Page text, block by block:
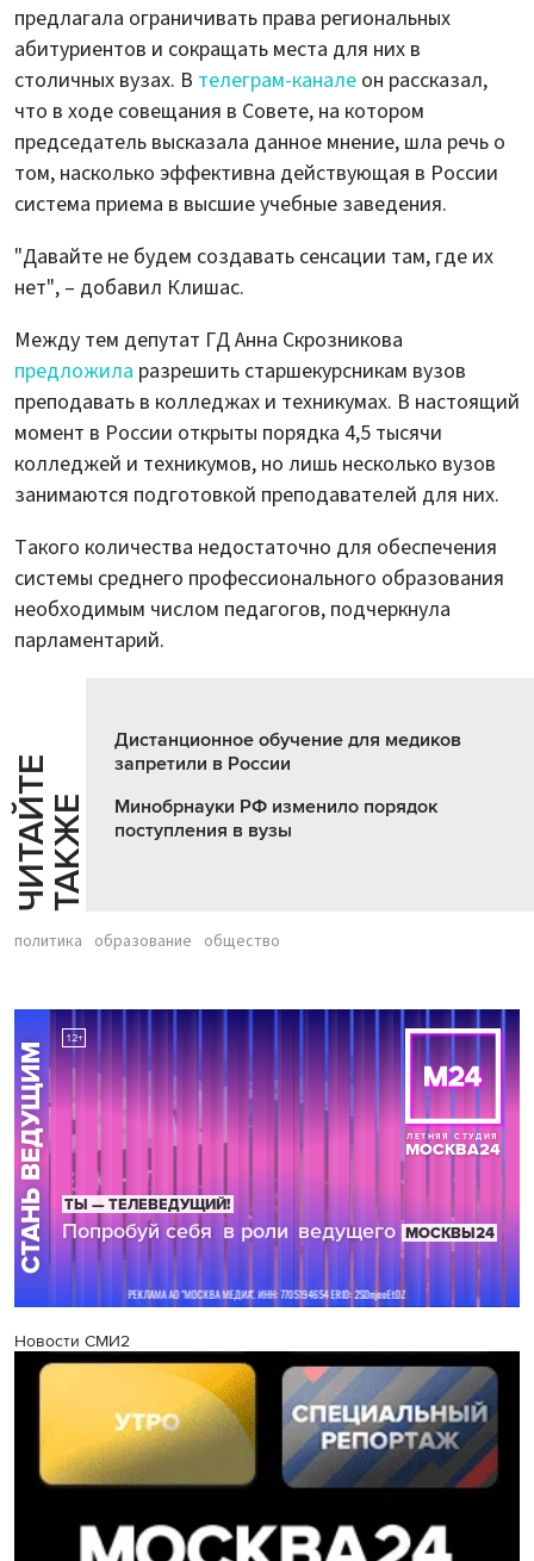
предлагала ограничивать права региональных
абитуриентов и сокращать места для них в
столичных вузах. В телеграм-канале он рассказал,
что в ходе совещания в Совете, на котором
председатель высказала данное мнение, шла речь о
том, насколько эффективна действующая в России
система приема в высшие учебные заведения.
"Давайте не будем создавать сенсации там, где их
нет", – добавил Клишас.
Между тем депутат ГД Анна Скрозникова
предложила разрешить старшекурсникам вузов
преподавать в колледжах и техникумах. В настоящий
момент в России открыты порядка 4,5 тысячи
колледжей и техникумов, но лишь несколько вузов
занимаются подготовкой преподавателей для них.
Такого количества недостаточно для обеспечения
системы среднего профессионального образования
необходимым числом педагогов, подчеркнула
парламентарий.
Ч
И
Т
АЙ
Т
Е
Т
А
К
ЖЕ
Дистанционное обучение для медиков
запретили в России
Минобрнауки РФ изменило порядок
поступления в вузы
политика образование общество
Новости СМИ2